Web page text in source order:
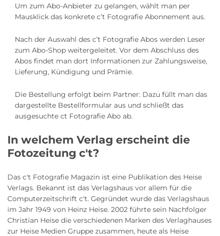
Um zum Abo-Anbieter zu gelangen, wählt man per
Mausklick das konkrete c’t Fotografie Abonnement aus.
Nach der Auswahl des c’t Fotografie Abos werden Leser
zum Abo-Shop weitergeleitet. Vor dem Abschluss des
Abos findet man dort Informationen zur Zahlungsweise,
Lieferung, Kündigung und Prämie.
Die Bestellung erfolgt beim Partner: Dazu füllt man das
dargestellte Bestellformular aus und schließt das
ausgesuchte ct Fotografie Abo ab.
In welchem Verlag erscheint die
Fotozeitung c't?
Das c't Fotografie Magazin ist eine Publikation des Heise
Verlags. Bekannt ist das Verlagshaus vor allem für die
Computerzeitschrift c't. Gegründet wurde das Verlagshaus
im Jahr 1949 von Heinz Heise. 2002 führte sein Nachfolger
Christian Heise die verschiedenen Marken des Verlaghauses
zur Heise Medien Gruppe zusammen, heute als Heise